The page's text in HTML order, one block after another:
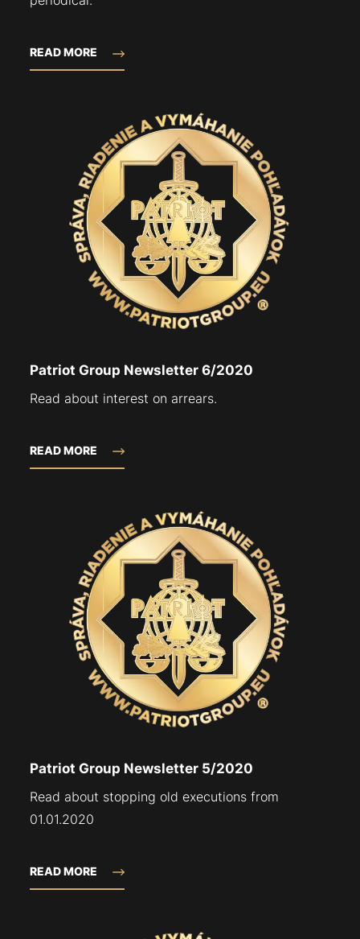
READ MORE
Patriot Group Newsletter 6/2020
Read about interest on arrears.
READ MORE
Patriot Group Newsletter 5/2020
Read about stopping old executions from
01.01.2020
READ MORE